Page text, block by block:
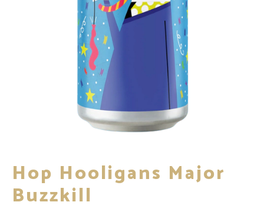
Hop Hooligans Major
Buzzkill